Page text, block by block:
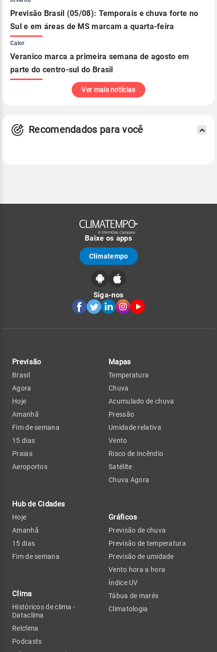
Previsão Brasil (05/08): Temporais e chuva forte no
Sul e em áreas de MS marcam a quarta-feira
Calor
Veranico marca a primeira semana de agosto em
parte do centro-sul do Brasil
Ver mais notícias
Recomendados para você
Baixe os apps
Climatempo
Siga-nos
Previsão
Brasil
Agora
Hoje
Amanhã
Fim de semana
15 dias
Praias
Aeroportos
Hub de Cidades
Hoje
Amanhã
15 dias
Fim de semana
Clima
Históricos de clima -
Dataclima
Relclima
Podcasts
Mapas
Temperatura
Chuva
Acumulado de chuva
Pressão
Umidade relativa
Vento
Risco de Incêndio
Satélite
Chuva Agora
Gráficos
Previsão de chuva
Previsão de temperatura
Previsão de umidade
Vento hora a hora
Índice UV
Tábua de marés
Climatologia